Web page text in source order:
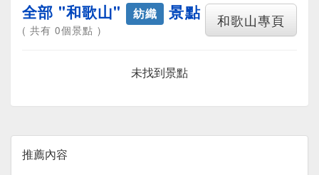
和歌山專頁
全部 "和歌山" 紡織 景點
( 共有 0個景點 )
未找到景點
推薦內容